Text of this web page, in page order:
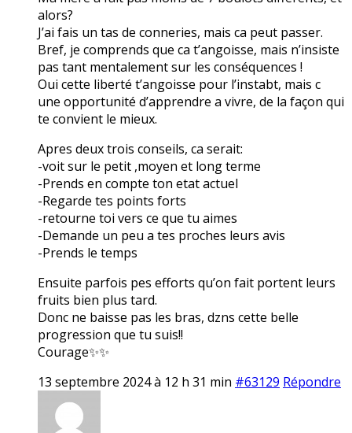
alors?
J’ai fais un tas de conneries, mais ca peut passer.
Bref, je comprends que ca t’angoisse, mais n’insiste
pas tant mentalement sur les conséquences !
Oui cette liberté t’angoisse pour l’instabt, mais c
une opportunité d’apprendre a vivre, de la façon qui
te convient le mieux.
Apres deux trois conseils, ca serait:
-voit sur le petit ,moyen et long terme
-Prends en compte ton etat actuel
-Regarde tes points forts
-retourne toi vers ce que tu aimes
-Demande un peu a tes proches leurs avis
-Prends le temps
Ensuite parfois pes efforts qu’on fait portent leurs
fruits bien plus tard.
Donc ne baisse pas les bras, dzns cette belle
progression que tu suis!!
Courage✨✨
13 septembre 2024 à 12 h 31 min #63129 Répondre